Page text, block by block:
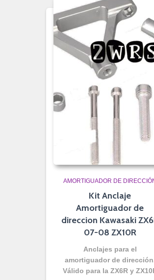
AMORTIGUADOR DE
Kit Anclaje
Amortiguador de
direccion Kawasaki
07-08 ZX10R
Anclajes para el
amortiguador de
Válido para la ZX6R y